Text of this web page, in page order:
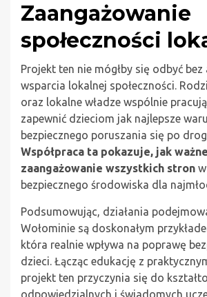
Zaangażowanie
społeczności
Projekt ten nie mógłby się odbyć
wsparcia lokalnej społeczności.
oraz lokalne władze wspólnie
zapewnić dzieciom jak najlepsze
bezpiecznego poruszania się po
Współpraca ta pokazuje, jak
zaangażowanie wszystkich stron
bezpiecznego środowiska dla
Podsumowując, działania
Wołominie są doskonałym
która realnie wpływa na poprawę
dzieci. Łącząc edukację z
projekt ten przyczynia się do